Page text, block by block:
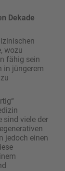
Dekade
wozu
fähig sein
in jüngerem
sind viele der
jedoch einen